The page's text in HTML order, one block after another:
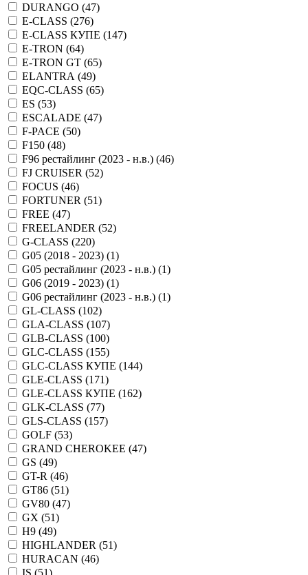
DURANGO (47)
E-CLASS (276)
E-CLASS КУПЕ (147)
E-TRON (64)
E-TRON GT (65)
ELANTRA (49)
EQC-CLASS (65)
ES (53)
ESCALADE (47)
F-PACE (50)
F150 (48)
F96 рестайлинг (2023 - н.в.) (46)
FJ CRUISER (52)
FOCUS (46)
FORTUNER (51)
FREE (47)
FREELANDER (52)
G-CLASS (220)
G05 (2018 - 2023) (1)
G05 рестайлинг (2023 - н.в.) (1)
G06 (2019 - 2023) (1)
G06 рестайлинг (2023 - н.в.) (1)
GL-CLASS (102)
GLA-CLASS (107)
GLB-CLASS (100)
GLC-CLASS (155)
GLC-CLASS КУПЕ (144)
GLE-CLASS (171)
GLE-CLASS КУПЕ (162)
GLK-CLASS (77)
GLS-CLASS (157)
GOLF (53)
GRAND CHEROKEE (47)
GS (49)
GT-R (46)
GT86 (51)
GV80 (47)
GX (51)
H9 (49)
HIGHLANDER (51)
HURACAN (46)
IS (51)